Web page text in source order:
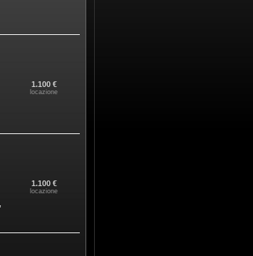
1.100 €
locazione
1.100 €
locazione